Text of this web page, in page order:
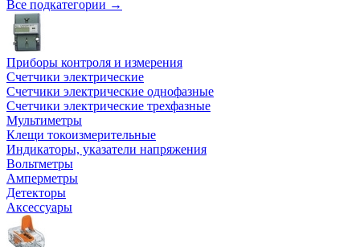
Все подкатегории →
Приборы контроля и измерения
Счетчики электрические
Счетчики электрические однофазные
Счетчики электрические трехфазные
Мультиметры
Клещи токоизмерительные
Индикаторы, указатели напряжения
Вольтметры
Амперметры
Детекторы
Аксессуары